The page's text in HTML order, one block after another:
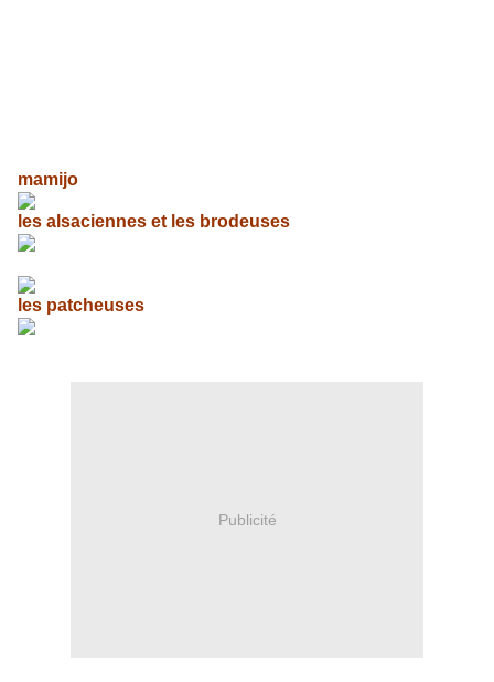
mamijo
les alsaciennes et les brodeuses
les patcheuses
Publicité